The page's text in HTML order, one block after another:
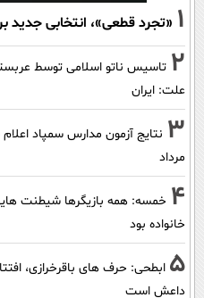
1 «تجرد قطعی»، انتخابی جدید
2 تاسیس ناتو اسلامی توسط
علت: ایران
3
مرداد
4 خمسه: همه بازیگرها شیطنت
خانواده بود
5 ابطحی: حرف های باقرخرازی،
داعش است